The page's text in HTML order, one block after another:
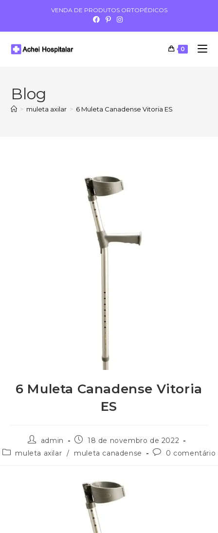
VENDA DE PRODUTOS ORTOPÉDICOS
0
Blog
> muleta axilar > 6 Muleta Canadense Vitoria ES
6 Muleta Canadense Vitoria
ES
admin
18 de novembro de 2022
muleta axilar / muleta canadense 0 comentário